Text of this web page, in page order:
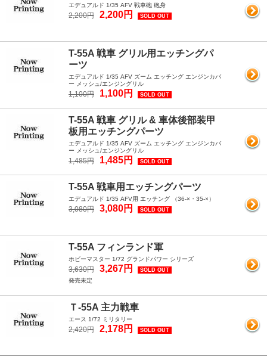
エデュアルド 1/35 AFV 戦車砲 砲身
2,200円 2,200円 SOLD OUT
T-55A 戦車 グリル用エッチングパ
ーツ
エデュアルド 1/35 AFV ズーム エッチング エンジンカバ
ー メッシュ/エンジングリル
1,100円 1,100円 SOLD OUT
T-55A 戦車 グリル & 車体後部装甲
板用エッチングパーツ
エデュアルド 1/35 AFV ズーム エッチング エンジンカバ
ー メッシュ/エンジングリル
1,485円 1,485円 SOLD OUT
T-55A 戦車用エッチングパーツ
エデュアルド 1/35 AFV用 エッチング （36-×・35-×）
3,080円 3,080円 SOLD OUT
T-55A フィンランド軍
ホビーマスター 1/72 グランドパワー シリーズ
3,630円 3,267円 SOLD OUT
発売未定
Ｔ-55A 主力戦車
エース 1/72 ミリタリー
2,420円 2,178円 SOLD OUT